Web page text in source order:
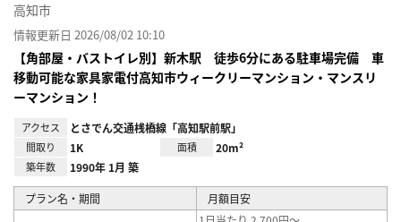
高知市
情報更新日 2026/08/02 10:10
【角部屋・バストイレ別】新木駅 徒歩6分にある駐車場完備 車
移動可能な家具家電付高知市ウィークリーマンション・マンスリ
ーマンション！
アクセス とさでん交通桟橋線「高知駅前駅」
間取り 1K 面積 20m²
築年数 1990年 1月 築
プラン名・期間 月額目安